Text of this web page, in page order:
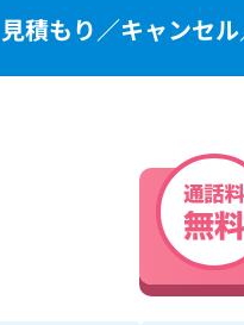
見積もり／キャンセ